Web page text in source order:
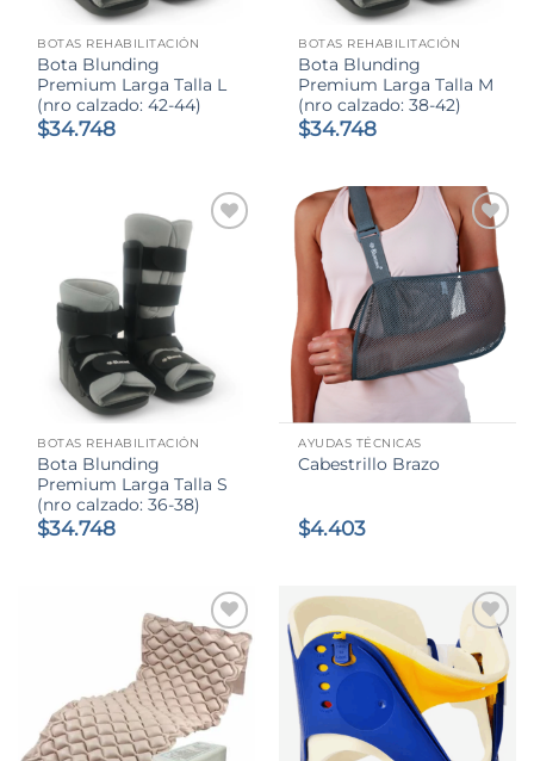
BOTAS REHABILITACIÓN
Bota Blunding
Premium Larga Talla L
(nro calzado: 42-44)
$34.748
BOTAS REHABILITACIÓN
Bota Blunding
Premium Larga Talla M
(nro calzado: 38-42)
$34.748
BOTAS REHABILITACIÓN
Bota Blunding
Premium Larga Talla S
(nro calzado: 36-38)
$34.748
AYUDAS TÉCNICAS
Cabestrillo Brazo
$4.403